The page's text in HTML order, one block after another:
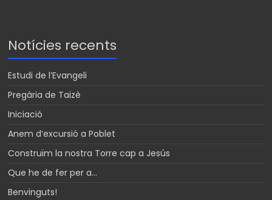
Notícies recents
Estudi de l’Evangeli
Pregària de Taizè
Iniciació
Anem d’excursió a Poblet
Construïm la nostra Torre cap a Jesús
Que he de fer per a…
Benvinguts!